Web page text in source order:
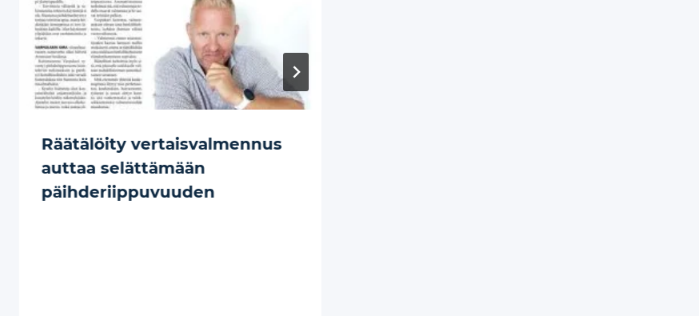
Räätälöity vertaisvalmennus
auttaa selättämään
päihderiippuvuuden